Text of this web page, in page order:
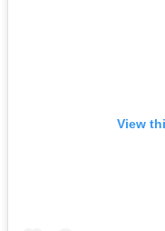
View